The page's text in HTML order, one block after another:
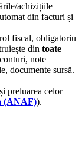
achizițiile
din facturi și
fiscal, obligatoriu
din toate
note
documente sursă.
preluarea celor
(ANAF)).